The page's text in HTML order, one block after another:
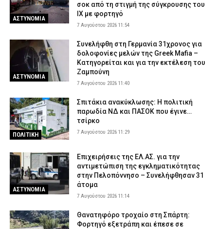
ΑΣΤΥΝΟΜΙΑ
σοκ από τη στιγμή της σύγκρουσης του
ΙΧ με φορτηγό
7 Αυγούστου 2026 11:54
ΑΣΤΥΝΟΜΙΑ
Συνελήφθη στη Γερμανία 31χρονος για
δολοφονίες μελών της Greek Mafia –
Κατηγορείται και για την εκτέλεση του
Ζαμπούνη
7 Αυγούστου 2026 11:40
ΠΟΛΙΤΙΚΗ
Σπιτάκια ανακύκλωσης: Η πολιτική
παρωδία ΝΔ και ΠΑΣΟΚ που έγινε…
τσίρκο
7 Αυγούστου 2026 11:29
ΑΣΤΥΝΟΜΙΑ
Επιχειρήσεις της ΕΛ.ΑΣ. για την
αντιμετώπιση της εγκληματικότητας
στην Πελοπόννησο – Συνελήφθησαν 31
άτομα
7 Αυγούστου 2026 11:14
Θανατηφόρο τροχαίο στη Σπάρτη:
Φορτηγό εξετράπη και έπεσε σε